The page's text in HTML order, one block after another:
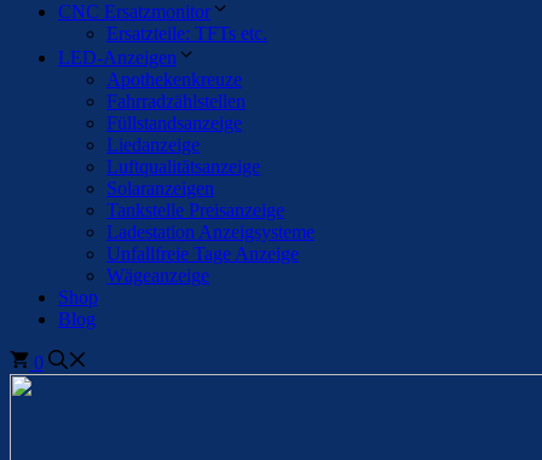
CNC Ersatzmonitor
Ersatzteile: TFTs etc.
LED-Anzeigen
Apothekenkreuze
Fahrradzählstellen
Füllstandsanzeige
Liedanzeige
Luftqualitätsanzeige
Solaranzeigen
Tankstelle Preisanzeige
Ladestation Anzeigsysteme
Unfallfreie Tage Anzeige
Wägeanzeige
Shop
Blog
0